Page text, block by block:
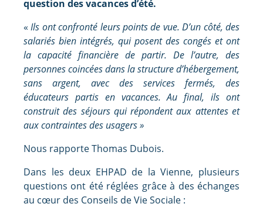
question des vacances d’été.
«Ils ont confronté leurs points de vue. D’un côté, des
salariés bien intégrés, qui posent des congés et ont
la capacité financière de partir. De l’autre, des
personnes coincées dans la structure d’hébergement,
sans argent, avec des services fermés, des
éducateurs partis en vacances. Au final, ils ont
construit des séjours qui répondent aux attentes et
aux contraintes des usagers »
Nous rapporte Thomas Dubois.
Dans les deux EHPAD de la Vienne, plusieurs
questions ont été réglées grâce à des échanges
au cœur des Conseils de Vie Sociale :